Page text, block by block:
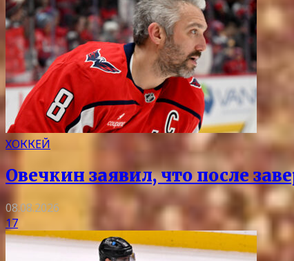
ХОККЕЙ
Овечкин заявил, что после
08.08.2026
17